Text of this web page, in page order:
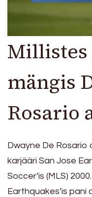
mängis
Rosario
Dwayne De
karjääri San Jose
Soccer’is (MLS)
Earthquakes’is